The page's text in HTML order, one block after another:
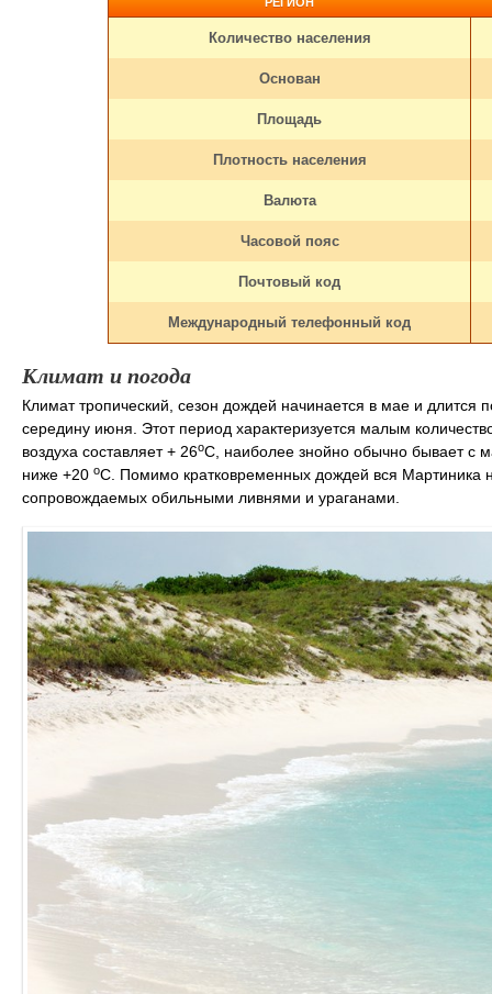
Количество населения
Основан
Площадь
Плотность населения
Валюта
Часовой пояс
Почтовый код
Международный телефонный код
Климат и погода
Климат тропический, сезон дождей начинается в мае и длится
середину июня. Этот период характеризуется малым
воздуха составляет + 26оС, наиболее знойно обычно бывает с
ниже +20 оС. Помимо кратковременных дождей вся Мартиника
сопровождаемых обильными ливнями и ураганами.